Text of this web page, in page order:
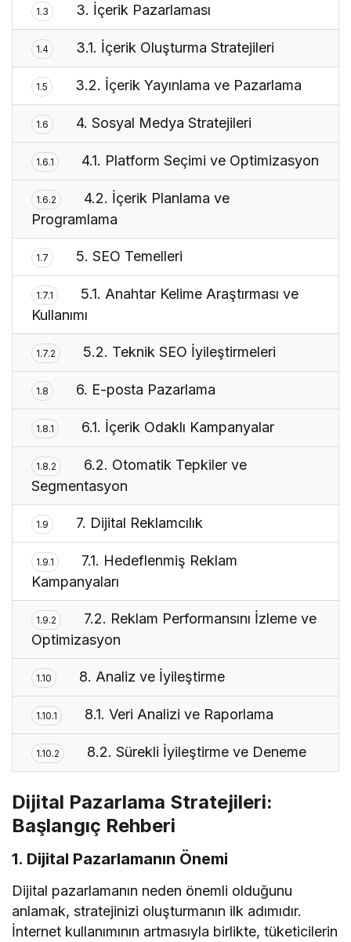
1.3 3. İçerik Pazarlaması
1.4 3.1. İçerik Oluşturma Stratejileri
1.5 3.2. İçerik Yayınlama ve Pazarlama
1.6 4. Sosyal Medya Stratejileri
1.6.1 4.1. Platform Seçimi ve Optimizasyon
1.6.2
4.2. İçerik Planlama ve
Programlama
1.7 5. SEO Temelleri
1.7.1
5.1. Anahtar Kelime Araştırması ve
Kullanımı
1.7.2 5.2. Teknik SEO İyileştirmeleri
1.8 6. E-posta Pazarlama
1.8.1 6.1. İçerik Odaklı Kampanyalar
1.8.2
6.2. Otomatik Tepkiler ve
Segmentasyon
1.9 7. Dijital Reklamcılık
1.9.1
7.1. Hedeflenmiş Reklam
Kampanyaları
1.9.2
7.2. Reklam Performansını İzleme ve
Optimizasyon
1.10 8. Analiz ve İyileştirme
1.10.1 8.1. Veri Analizi ve Raporlama
1.10.2 8.2. Sürekli İyileştirme ve Deneme
Dijital Pazarlama Stratejileri:
Başlangıç Rehberi
1. Dijital Pazarlamanın Önemi
Dijital pazarlamanın neden önemli olduğunu
anlamak, stratejinizi oluşturmanın ilk adımıdır.
İnternet kullanımının artmasıyla birlikte, tüketicilerin